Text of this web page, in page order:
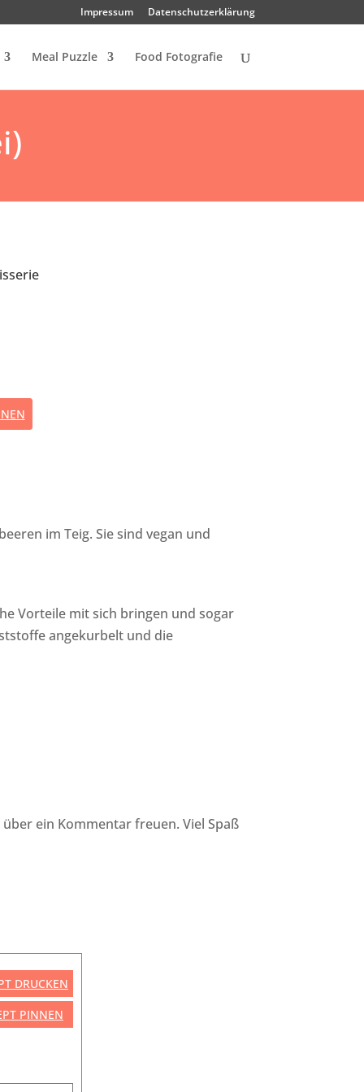
Impressum Datenschutzerklärung
Meal Puzzle Food Fotografie
im Teig. Sie sind vegan und
Vorteile mit sich bringen und sogar
angekurbelt und die
ein Kommentar freuen. Viel Spaß
DRUCKEN
PINNEN